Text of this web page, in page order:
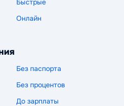
Онлайн
Без паспорта
Без процентов
До зарплаты